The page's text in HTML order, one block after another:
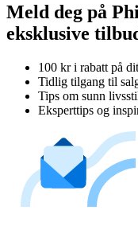
Meld deg på
eksklusive
100 kr i rabatt på
Tidlig tilgang til
Tips om sunn
Eksperttips og